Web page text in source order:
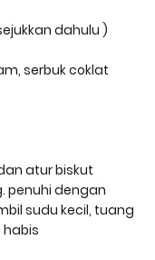
dahulu )
serbuk coklat
atur biskut
penuhi dengan
sudu kecil, tuang
habis